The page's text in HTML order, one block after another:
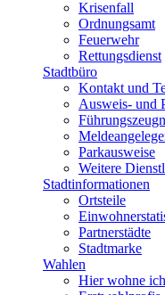
Krisenfall
Ordnungsamt
Feuerwehr
Rettungsdienst
Stadtbüro
Kontakt und
Ausweis- und
Parkausweise
Weitere
Stadtinformationen
Ortsteile
Partnerstädte
Stadtmarke
Wahlen
Hier wohne